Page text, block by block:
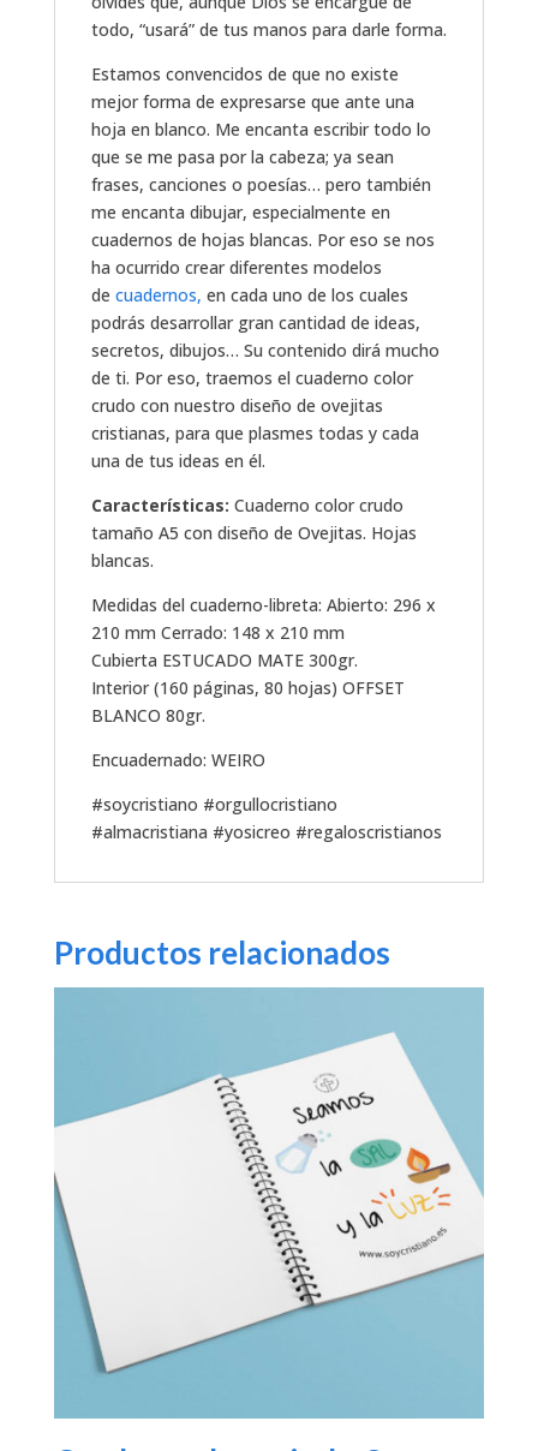
todo, “usará” de tus manos para darle forma.
Estamos convencidos de que no existe
mejor forma de expresarse que ante una
hoja en blanco. Me encanta escribir todo lo
que se me pasa por la cabeza; ya sean
frases, canciones o poesías… pero también
me encanta dibujar, especialmente en
cuadernos de hojas blancas. Por eso se nos
ha ocurrido crear diferentes modelos
de cuadernos, en cada uno de los cuales
podrás desarrollar gran cantidad de ideas,
secretos, dibujos… Su contenido dirá mucho
de ti. Por eso, traemos el cuaderno color
crudo con nuestro diseño de ovejitas
cristianas, para que plasmes todas y cada
una de tus ideas en él.
Características: Cuaderno color crudo
tamaño A5 con diseño de Ovejitas. Hojas
blancas.
Medidas del cuaderno-libreta: Abierto: 296 x
210 mm Cerrado: 148 x 210 mm
Cubierta ESTUCADO MATE 300gr.
Interior (160 páginas, 80 hojas) OFFSET
BLANCO 80gr.
Encuadernado: WEIRO
#soycristiano #orgullocristiano
#almacristiana #yosicreo #regaloscristianos
Productos relacionados